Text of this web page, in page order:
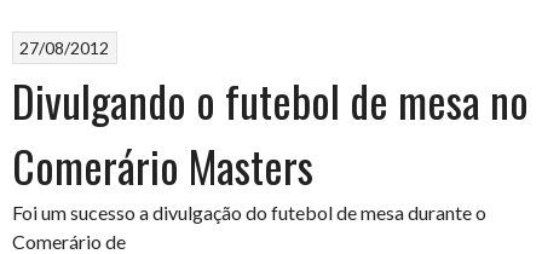
27/08/2012
Divulgando o futebol de mesa no
Comerário Masters
Foi um sucesso a divulgação do futebol de mesa durante o
Comerário de